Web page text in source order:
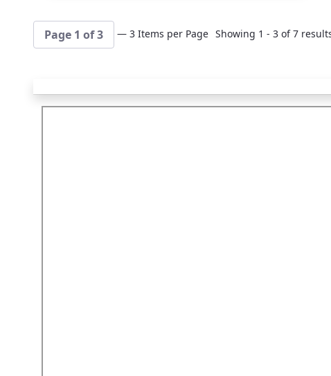
Page 1 of 3 — 3 Items per Page Showing 1 - 3 of 7